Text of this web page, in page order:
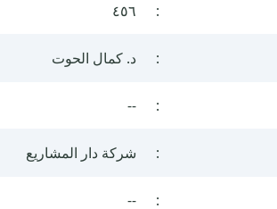
: ٤٥٦
: د. كمال الحوت
:
--
: شركة دار المشاريع
:
--